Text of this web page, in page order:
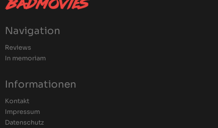
Navigation
Reviews
In memoriam
Informationen
Kontakt
Impressum
Datenschutz